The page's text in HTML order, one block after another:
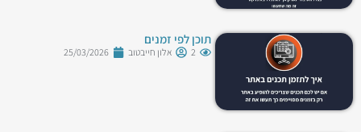
תוכן לפי זמנים
2 אלון חייבטוב 25/03/2026